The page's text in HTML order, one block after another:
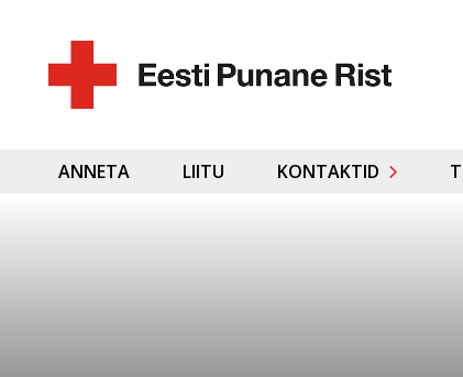
ANNETA LIITU KONTAKTID